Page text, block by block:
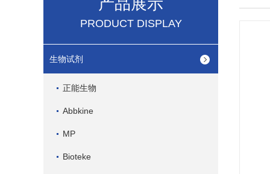
产品展示
PRODUCT DISPLAY
生物试剂
正能生物
Abbkine
MP
Bioteke